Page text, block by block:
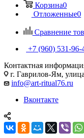
Корзина0
Отложенные0
Сравнение
+7 (960) 531-96-
Контактная
г. Гаврилов-Ям,
info@art-ritual76.ru
Вконтакте